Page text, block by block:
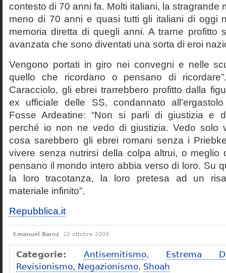
contesto di 70 anni fa. Molti italiani, la stragrande
meno di 70 anni e quasi tutti gli italiani di oggi
memoria diretta di quegli anni. A trarne profitto
avanzata che sono diventati una sorta di eroi
Vengono portati in giro nei convegni e nelle
quello che ricordano o pensano di
Caracciolo, gli ebrei trarrebbero profitto dalla
ex ufficiale delle SS, condannato
Fosse Ardeatine: “Non si parli di giustizia e
perché io non ne vedo di giustizia. Vedo solo
cosa sarebbero gli ebrei romani senza i
vivere senza nutrirsi della colpa altrui, o meglio
pensano il mondo intero abbia verso di loro. Su
la loro tracotanza, la loro pretesa ad un
materiale infinito”.
Repubblica.it
Emanuel Baroz, 22 ottobre 2009
Categorie: Antisemitismo, Estrema
Revisionismo, Negazionismo, Shoah